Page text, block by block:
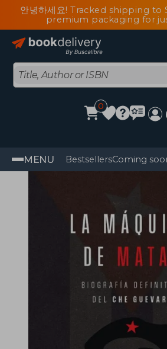
안녕하세요! Tracked shipping
premium packaging for
0
MENU BestsellersComing